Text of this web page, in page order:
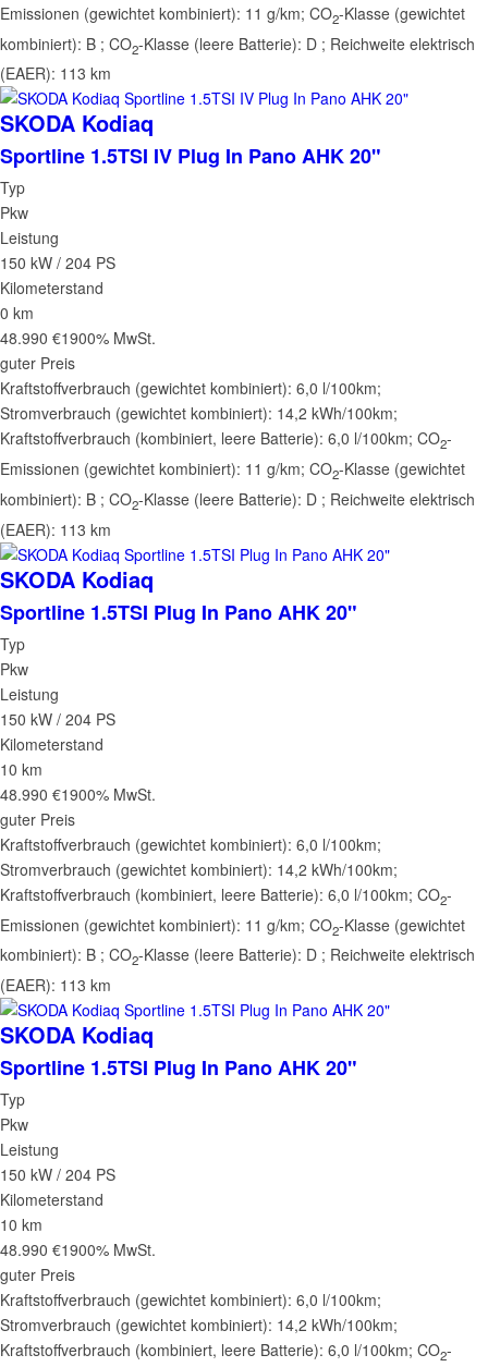
Emissionen (gewichtet kombiniert): 11 g/km; CO2-Klasse (gewichtet
kombiniert): B ; CO2-Klasse (leere Batterie): D ; Reichweite elektrisch
(EAER): 113 km
SKODA Kodiaq
Sportline 1.5TSI IV Plug In Pano AHK 20"
Typ
Pkw
Leistung
150 kW / 204 PS
Kilometerstand
0 km
48.990 €1900% MwSt.
guter Preis
Kraftstoffverbrauch (gewichtet kombiniert): 6,0 l/100km;
Stromverbrauch (gewichtet kombiniert): 14,2 kWh/100km;
Kraftstoffverbrauch (kombiniert, leere Batterie): 6,0 l/100km; CO2-
Emissionen (gewichtet kombiniert): 11 g/km; CO2-Klasse (gewichtet
kombiniert): B ; CO2-Klasse (leere Batterie): D ; Reichweite elektrisch
(EAER): 113 km
SKODA Kodiaq
Sportline 1.5TSI Plug In Pano AHK 20"
Typ
Pkw
Leistung
150 kW / 204 PS
Kilometerstand
10 km
48.990 €1900% MwSt.
guter Preis
Kraftstoffverbrauch (gewichtet kombiniert): 6,0 l/100km;
Stromverbrauch (gewichtet kombiniert): 14,2 kWh/100km;
Kraftstoffverbrauch (kombiniert, leere Batterie): 6,0 l/100km; CO2-
Emissionen (gewichtet kombiniert): 11 g/km; CO2-Klasse (gewichtet
kombiniert): B ; CO2-Klasse (leere Batterie): D ; Reichweite elektrisch
(EAER): 113 km
SKODA Kodiaq
Sportline 1.5TSI Plug In Pano AHK 20"
Typ
Pkw
Leistung
150 kW / 204 PS
Kilometerstand
10 km
48.990 €1900% MwSt.
guter Preis
Kraftstoffverbrauch (gewichtet kombiniert): 6,0 l/100km;
Stromverbrauch (gewichtet kombiniert): 14,2 kWh/100km;
Kraftstoffverbrauch (kombiniert, leere Batterie): 6,0 l/100km; CO2-